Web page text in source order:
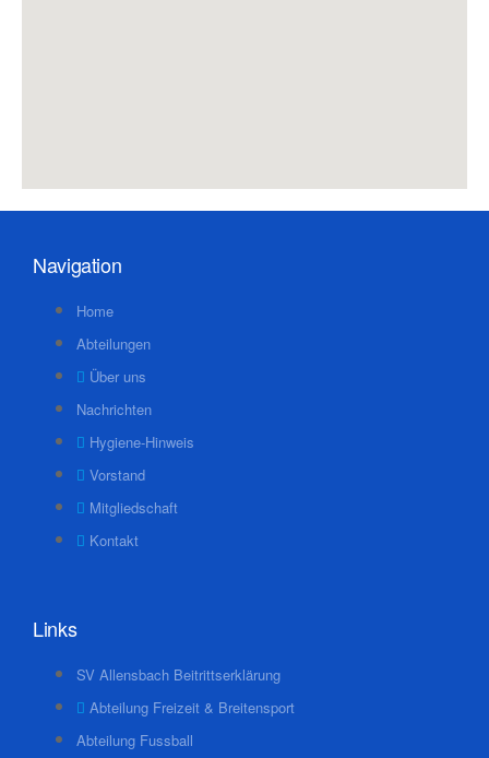
Navigation
Home
Abteilungen
Über uns
Nachrichten
Hygiene-Hinweis
Vorstand
Mitgliedschaft
Kontakt
Links
SV Allensbach Beitrittserklärung
Abteilung Freizeit & Breitensport
Abteilung Fussball